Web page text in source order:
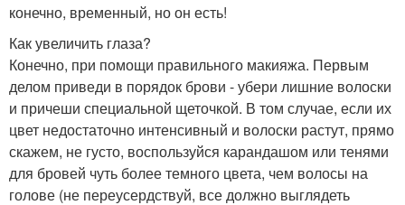
конечно, временный, но он есть!
Как увеличить глаза?
Конечно, при помощи правильного макияжа. Первым
делом приведи в порядок брови - убери лишние волоски
и причеши специальной щеточкой. В том случае, если их
цвет недостаточно интенсивный и волоски растут, прямо
скажем, не густо, воспользуйся карандашом или тенями
для бровей чуть более темного цвета, чем волосы на
голове (не переусердствуй, все должно выглядеть